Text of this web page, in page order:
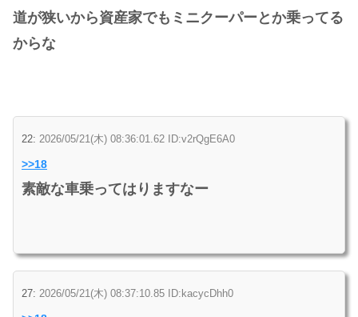
道が狭いから資産家でもミニクーパーとか乗ってる
からな
22: 2026/05/21(木) 08:36:01.62 ID:v2rQgE6A0
>>18
素敵な車乗ってはりますなー
27: 2026/05/21(木) 08:37:10.85 ID:kacycDhh0